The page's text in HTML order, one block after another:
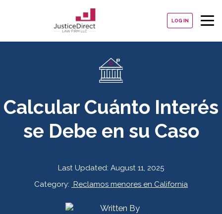
LOG IN
Calcular Cuánto Interés
se Debe en su Caso
Last Updated: August 11, 2025
Category: Reclamos menores en California
Written By